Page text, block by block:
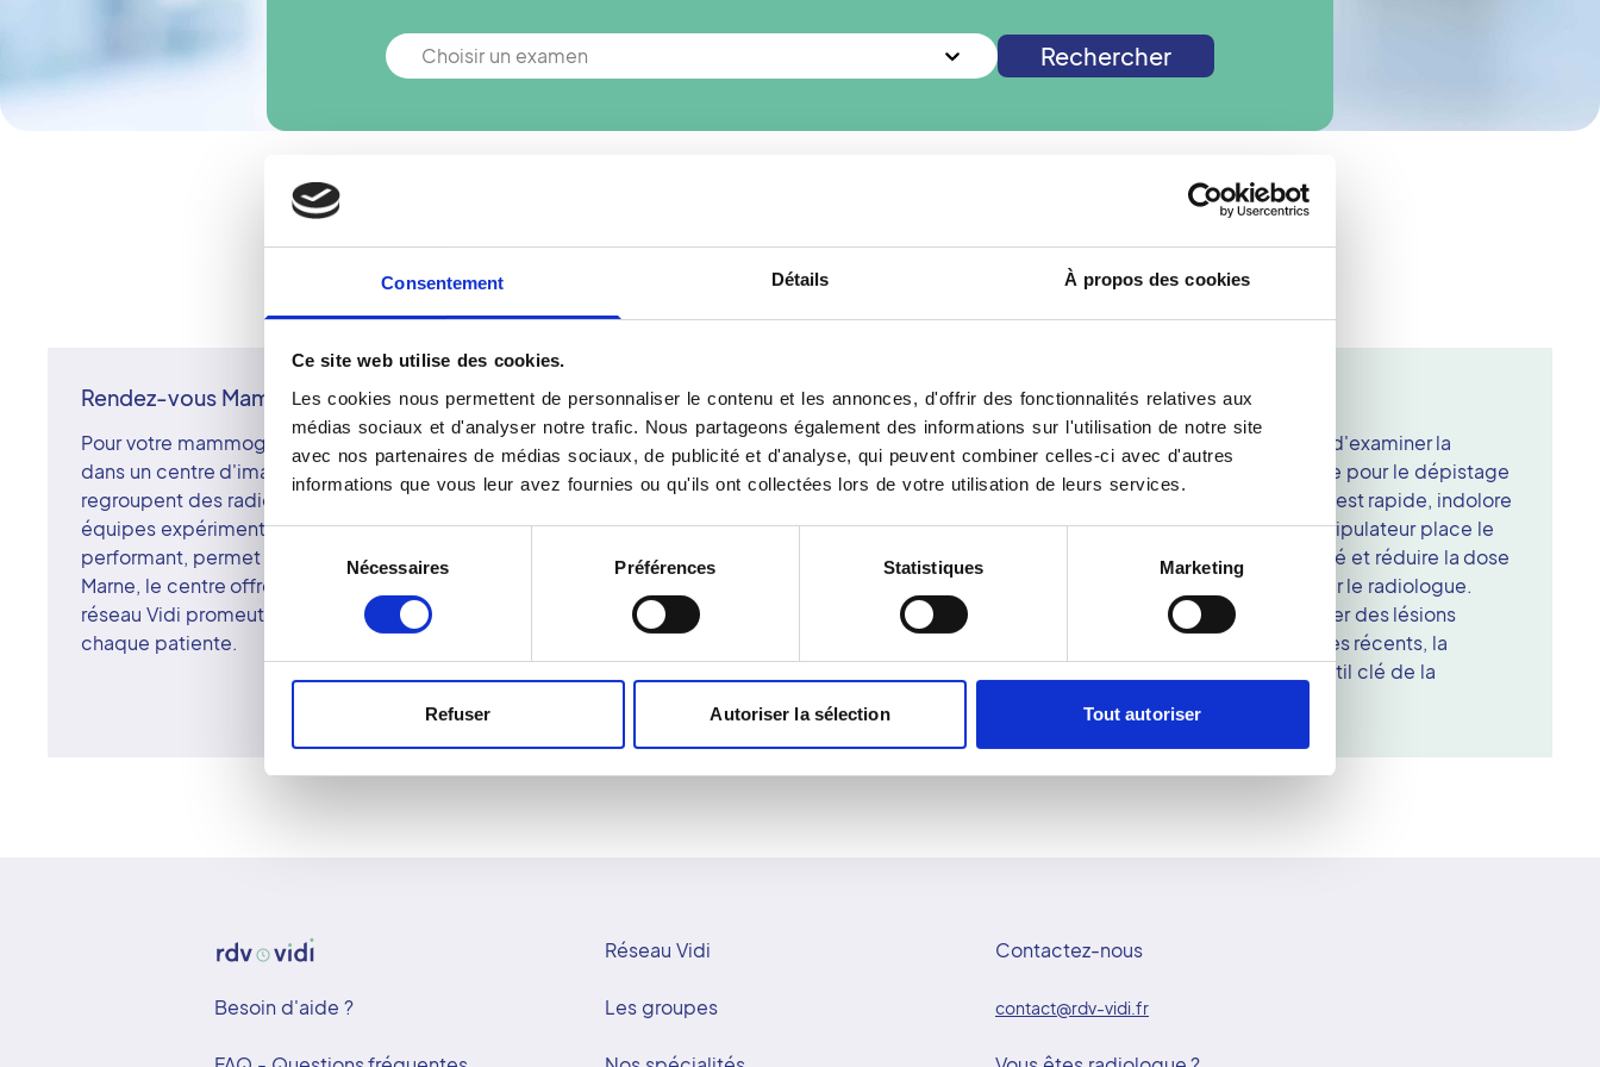
Consentement Détails À propos des cookies
Ce site web utilise des cookies.
Les cookies nous permettent de personnaliser le contenu et les annonces, d'offrir des fonctionnalités relatives aux
médias sociaux et d'analyser notre trafic. Nous partageons également des informations sur l'utilisation de notre site
avec nos partenaires de médias sociaux, de publicité et d'analyse, qui peuvent combiner celles-ci avec d'autres
informations que vous leur avez fournies ou qu'ils ont collectées lors de votre utilisation de leurs services.
Sélection
consentement
Nécessaires Préférences Statistiques Marketing
Refuser Autoriser la sélection Tout autoriser
Choisir un examen Rechercher
? Vous cherchez un autre examen de radiologie ?
Nouvelle recherche
Rendez-vous Mammographie à Champigny Sur Marne
Pour votre mammographie à Champigny-sur-Marne, prenez rendez-vous
dans un centre d'imagerie du réseau Vidi. Les centres du réseau Vidi
regroupent des radiologues surspécialisés en imagerie mammaire et des
équipes expérimentées. L'examen, réalisé sur un appareil numérique
performant, permet un dépistage rapide et fiable. À Champigny-sur-
Marne, le centre offre une prise en charge respectueuse et rassurante. Le
réseau Vidi promeut une radiologie moderne, accessible et attentive à
chaque patiente.
Votre Mammographie à Champigny Sur Marne
La mammographie, ou radiographie des seins, permet d'examiner la
glande mammaire à l'aide de rayons X. Elle est indiquée pour le dépistage
ou la surveillance d'une anomalie suspectée. L'examen est rapide, indolore
et ne nécessite pas de préparation particulière. Le manipulateur place le
sein entre deux plaques pour assurer la netteté du cliché et réduire la dose
de rayonnement. Les images sont ensuite analysées par le radiologue.
Cette exploration mammaire est essentielle pour repérer des lésions
invisibles à la palpation. Grâce aux systèmes numériques récents, la
mammographie offre une grande fiabilité et reste un outil clé de la
Besoin d'aide ?
Réseau Vidi
Les groupes
Contactez-nous
contact@rdv-vidi.fr